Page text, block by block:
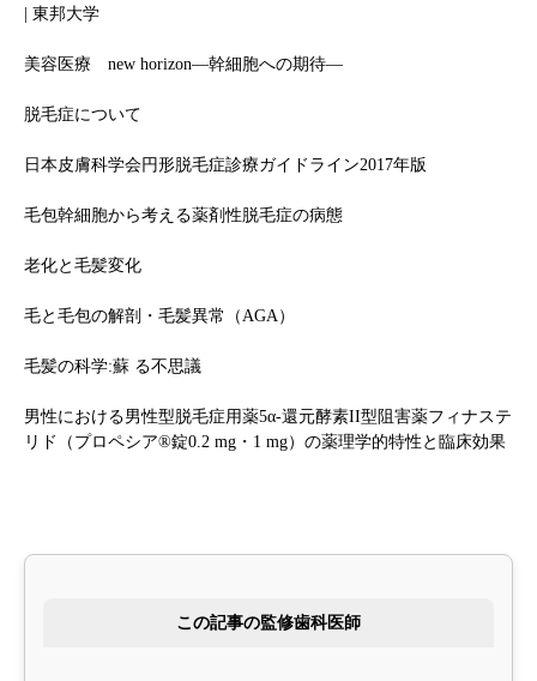
| 東邦大学
美容医療 new horizon—幹細胞への期待—
脱毛症について
日本皮膚科学会円形脱毛症診療ガイドライン2017年版
毛包幹細胞から考える薬剤性脱毛症の病態
老化と毛髪変化
毛と毛包の解剖・毛髪異常（AGA）
毛髪の科学:蘇 る不思議
男性における男性型脱毛症用薬5α-還元酵素II型阻害薬フィナステ
リド（プロペシア®錠0.2 mg・1 mg）の薬理学的特性と臨床効果
この記事の監修歯科医師